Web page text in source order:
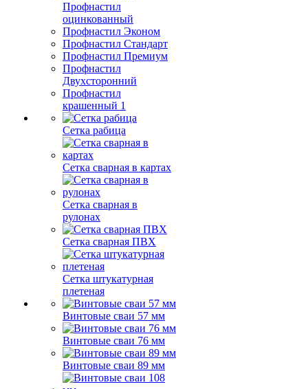
Профнастил
оцинкованный
Профнастил Эконом
Профнастил Стандарт
Профнастил Премиум
Профнастил
Двухсторонний
Профнастил
крашенный 1
Сетка рабица
Сетка сварная в картах
Сетка сварная в
рулонах
Сетка сварная ПВХ
Сетка штукатурная
плетеная
Винтовые сваи 57 мм
Винтовые сваи 76 мм
Винтовые сваи 89 мм